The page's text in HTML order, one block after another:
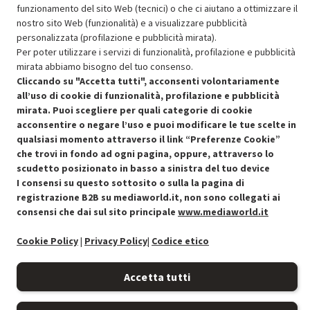
OFFERTE IMPERDIBILI
Risparmio garantito rispetto al corrispondente prodotto nuovo.
Condizioni generali di vendita
Cookie Policy
Preferenze cookie
funzionamento del sito Web (tecnici) o che ci aiutano a ottimizzare il
nostro sito Web (funzionalità) e a visualizzare pubblicità
personalizzata (profilazione e pubblicità mirata).
Per poter utilizzare i servizi di funzionalità, profilazione e pubblicità
mirata abbiamo bisogno del tuo consenso.
Cliccando su "Accetta tutti", acconsenti volontariamente
all’uso di cookie di funzionalità, profilazione e pubblicità
mirata. Puoi scegliere per quali categorie di cookie
acconsentire o negare l’uso e puoi modificare le tue scelte in
qualsiasi momento attraverso il link “Preferenze Cookie”
che trovi in fondo ad ogni pagina, oppure, attraverso lo
scudetto posizionato in basso a sinistra del tuo device
I consensi su questo sottosito o sulla la pagina di
registrazione B2B su mediaworld.it, non sono collegati ai
consensi che dai sul sito principale www.mediaworld.it
Cookie Policy| Privacy Policy| Codice etico
Accetta tutti